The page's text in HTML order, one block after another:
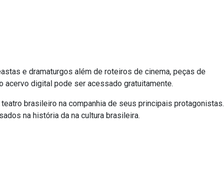
e dramaturgos além de roteiros de cinema, peças de
acervo digital pode ser acessado gratuitamente.
brasileiro na companhia de seus principais protagonistas.
na história da na cultura brasileira.